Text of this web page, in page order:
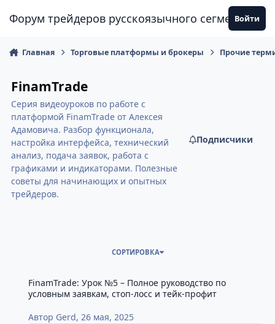
Форум трейдеров русскоязычного сегмента
Войти
Главная Торговые платформы и брокеры Прочие
FinamTrade
Серия видеоуроков по работе с
платформой FinamTrade от Алексея
Адамовича. Разбор функционала,
настройка интерфейса, технический
анализ, подача заявок, работа с
графиками и индикаторами. Полезные
советы для начинающих и опытных
трейдеров.
Подписчики
СОРТИРОВКА
FinamTrade: Урок №5 – Полное руководство по
условным заявкам, стоп-лосс и тейк-профит
Автор Gerd,26 мая, 2025